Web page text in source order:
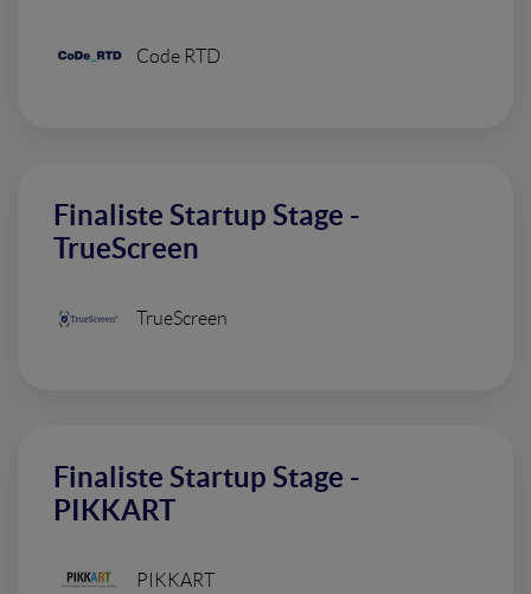
Code RTD
Finaliste Startup Stage -
TrueScreen
TrueScreen
Finaliste Startup Stage -
PIKKART
PIKKART